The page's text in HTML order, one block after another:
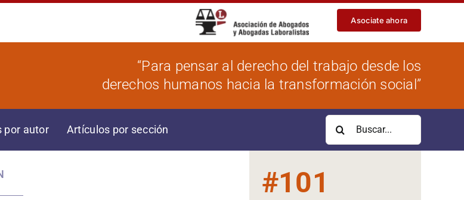
Asociate ahora
“Para pensar al derecho del trabajo desde los
derechos humanos hacia la transformación social”
por autor Artículos por sección
Buscar:
#101